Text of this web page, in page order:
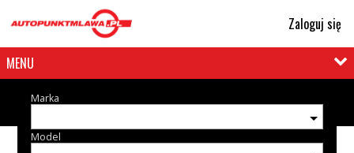
Zaloguj się
MENU
Marka
Model